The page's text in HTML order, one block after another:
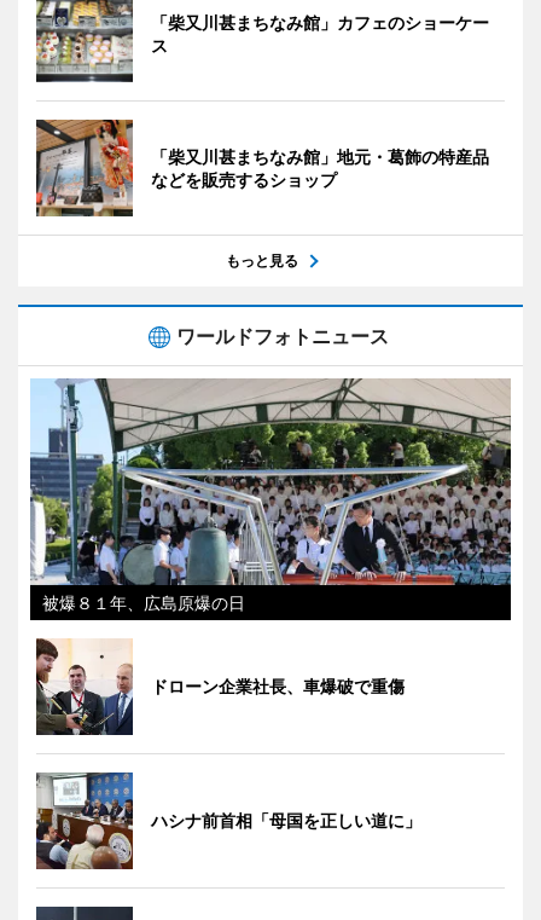
「柴又川甚まちなみ館」カフェのショーケー
ス
「柴又川甚まちなみ館」地元・葛飾の特産品
などを販売するショップ
もっと見る
ワールドフォトニュース
被爆８１年、広島原爆の日
ドローン企業社長、車爆破で重傷
ハシナ前首相「母国を正しい道に」